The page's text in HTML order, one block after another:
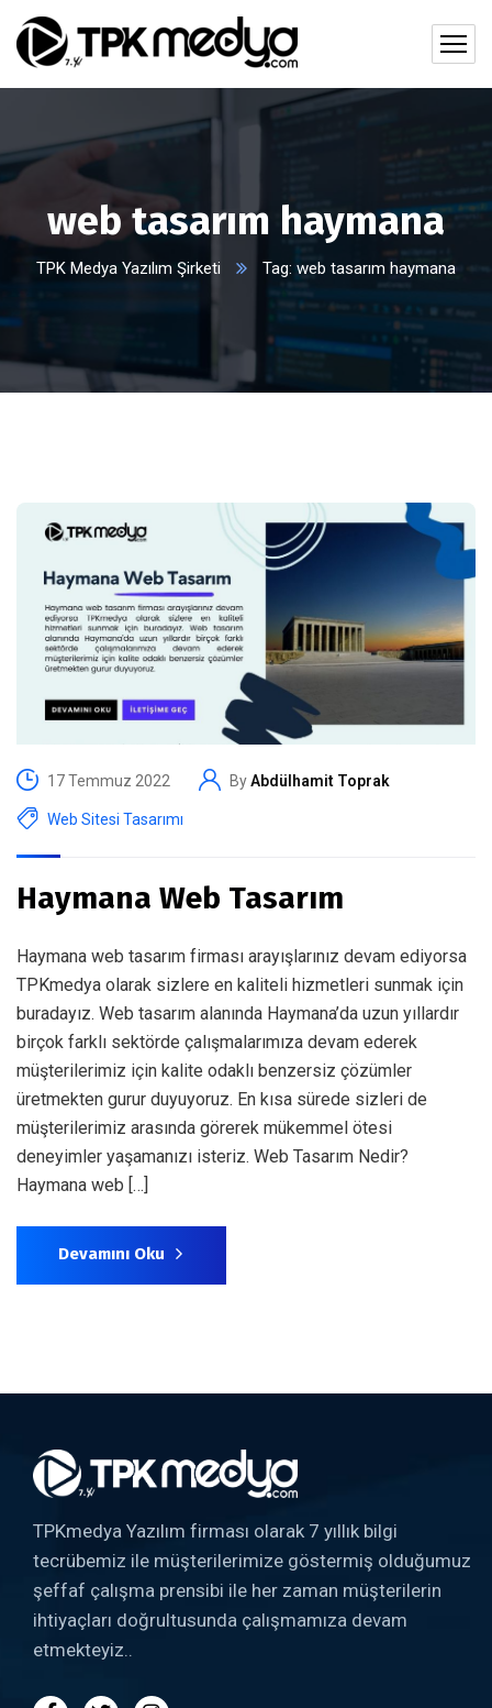
web tasarım haymana
TPK Medya Yazılım Şirketi Tag: web tasarım haymana
17 Temmuz 2022 ByAbdülhamit Toprak
Web Sitesi Tasarımı
Haymana Web Tasarım
Haymana web tasarım firması arayışlarınız devam ediyorsa
TPKmedya olarak sizlere en kaliteli hizmetleri sunmak için
buradayız. Web tasarım alanında Haymana’da uzun yıllardır
birçok farklı sektörde çalışmalarımıza devam ederek
müşterilerimiz için kalite odaklı benzersiz çözümler
üretmekten gurur duyuyoruz. En kısa sürede sizleri de
müşterilerimiz arasında görerek mükemmel ötesi
deneyimler yaşamanızı isteriz. Web Tasarım Nedir?
Haymana web […]
Devamını Oku
TPKmedya Yazılım firması olarak 7 yıllık bilgi
tecrübemiz ile müşterilerimize göstermiş olduğumuz
şeffaf çalışma prensibi ile her zaman müşterilerin
ihtiyaçları doğrultusunda çalışmamıza devam
etmekteyiz..